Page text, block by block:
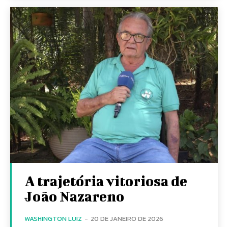
A trajetória vitoriosa de
João Nazareno
WASHINGTON LUIZ - 20 DE JANEIRO DE 2026